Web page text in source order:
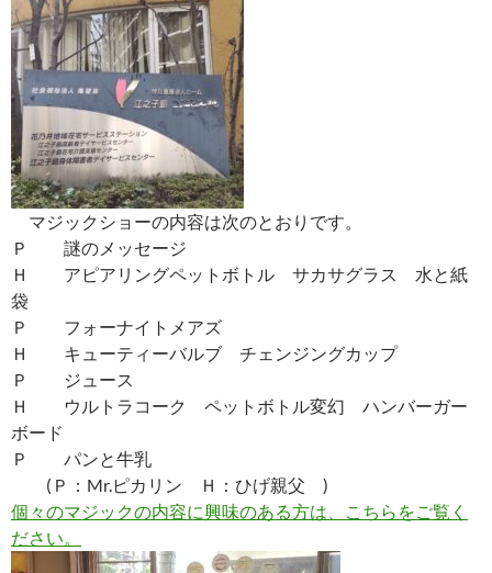
マジックショーの内容は次のとおりです。
Ｐ 謎のメッセージ
Ｈ アピアリングペットボトル サカサグラス 水と紙
袋
Ｐ フォーナイトメアズ
Ｈ キューティーバルブ チェンジングカップ
Ｐ ジュース
Ｈ ウルトラコーク ペットボトル変幻 ハンバーガー
ボード
Ｐ パンと牛乳
(Ｐ：Mr.ピカリン Ｈ：ひげ親父 )
個々のマジックの内容に興味のある方は、こちらをご覧く
ださい。